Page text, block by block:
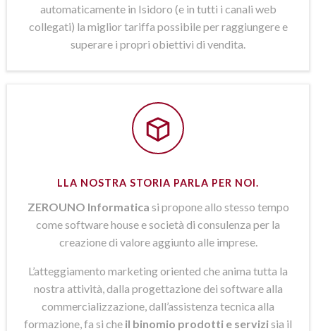
automaticamente in Isidoro (e in tutti i canali web
collegati) la miglior tariffa possibile per raggiungere e
superare i propri obiettivi di vendita.
LLA NOSTRA STORIA PARLA PER NOI.
ZEROUNO Informatica si propone allo stesso tempo
come software house e società di consulenza per la
creazione di valore aggiunto alle imprese.
L’atteggiamento marketing oriented che anima tutta la
nostra attività, dalla progettazione dei software alla
commercializzazione, dall’assistenza tecnica alla
formazione, fa si che il binomio prodotti e servizisia il